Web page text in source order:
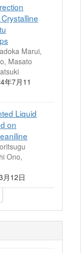
Marui,
Masato
年7月11
Liquid
on
Ono,
12日